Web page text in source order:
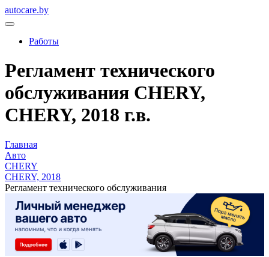
autocare.by
Работы
Регламент технического
обслуживания CHERY,
CHERY, 2018 г.в.
Главная
Авто
CHERY
CHERY, 2018
Регламент технического обслуживания